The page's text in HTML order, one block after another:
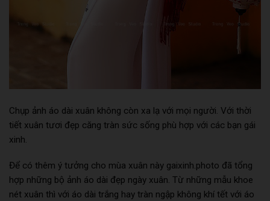
Chụp ảnh áo dài xuân không còn xa lạ với mọi người. Với thời
tiết xuân tươi đẹp căng tràn sức sống phù hợp với các bạn gái
xinh.
Để có thêm ý tưởng cho mùa xuân này gaixinh.photo đã tổng
hợp những bộ ảnh áo dài đẹp ngày xuân. Từ những mẫu khoe
nét xuân thì với áo dài trắng hay tràn ngập không khí tết với áo